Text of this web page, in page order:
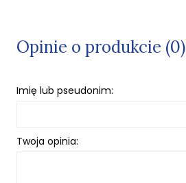
Opinie o produkcie (0)
Imię lub pseudonim:
Twoja opinia: